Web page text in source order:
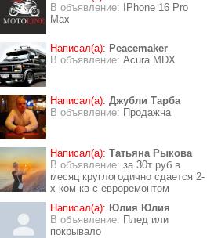
В объявление:
IPhone 16 Pro
Max
Написал(а): Peacemaker
В объявление: Acura MDX
Написал(а): Джубли Тарба
В объявление: Продажна
Написал(а): Татьяна Рыкова
В объявление: за 30т руб в
месяц круглогодично сдается 2-
х ком кв с евроремонтом
Написал(а): Юлия Юлия
В объявление: Плед или
покрывало